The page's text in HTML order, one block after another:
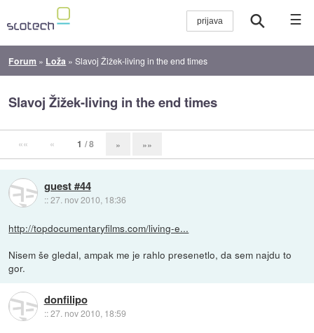
☰
Forum » Loža »Slavoj Žižek-living in the end times
Slavoj Žižek-living in the end times
«« « 1 / 8 » »»
guest #44
::27. nov 2010, 18:36
http://topdocumentaryfilms.com/living-e...
Nisem še gledal, ampak me je rahlo presenetlo, da sem najdu to
gor.
donfilipo
::27. nov 2010, 18:59